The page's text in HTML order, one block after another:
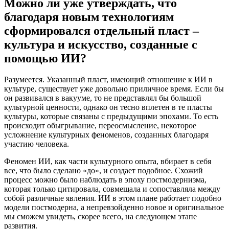
Можно ли уже утверждать, что
благодаря новым технологиям
сформировался отдельный пласт –
культура и искусство, созданные с
помощью ИИ?
Разумеется. Указанный пласт, имеющий отношение к ИИ в
культуре, существует уже довольно приличное время. Если бы
он развивался в вакууме, то не представлял бы большой
культурной ценности, однако он тесно вплетен в те пласты
культуры, которые связаны с предыдущими эпохами. То есть
происходит обыгрывание, переосмысление, некоторое
усложнение культурных феноменов, созданных благодаря
участию человека.
Феномен ИИ, как части культурного опыта, вбирает в себя
все, что было сделано «до», и создает подобное. Схожий
процесс можно было наблюдать в эпоху постмодернизма,
которая только цитировала, совмещала и сопоставляла между
собой различные явления. ИИ в этом плане работает подобно
модели постмодерна, а непревзойденно новое и оригинальное
мы сможем увидеть, скорее всего, на следующем этапе
развития.